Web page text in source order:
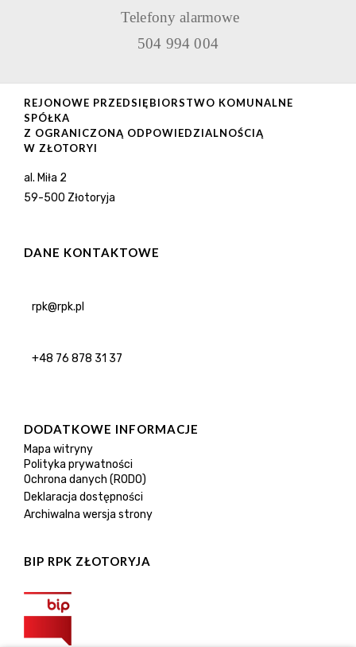
Telefony alarmowe
504 994 004
REJONOWE PRZEDSIĘBIORSTWO KOMUNALNE
SPÓŁKA
Z OGRANICZONĄ ODPOWIEDZIALNOŚCIĄ
W ZŁOTORYI
al. Miła 2
59-500 Złotoryja
DANE KONTAKTOWE
rpk@rpk.pl
+48 76 878 31 37
DODATKOWE INFORMACJE
Mapa witryny
Polityka prywatności
Ochrona danych (RODO)
Deklaracja dostępności
Archiwalna wersja strony
BIP RPK ZŁOTORYJA